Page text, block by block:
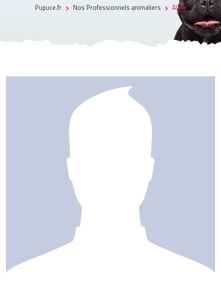
Pupuce.fr Nos Professionnels animaliers Aline